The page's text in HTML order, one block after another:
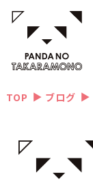
TOP ▲ ブログ ▲